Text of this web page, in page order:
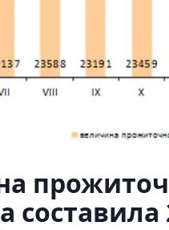
составила